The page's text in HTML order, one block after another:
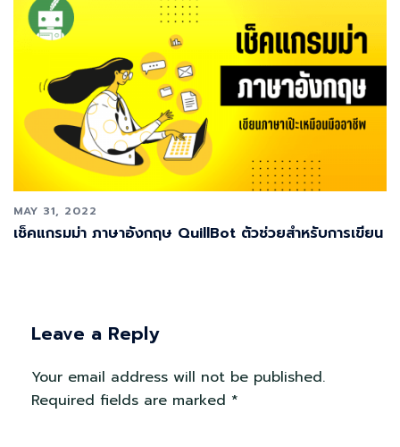
MAY 31, 2022
เช็คแกรมม่า ภาษาอังกฤษ QuillBot ตัวช่วยสำหรับการเขียน
Leave a Reply
Your email address will not be published.
Required fields are marked *